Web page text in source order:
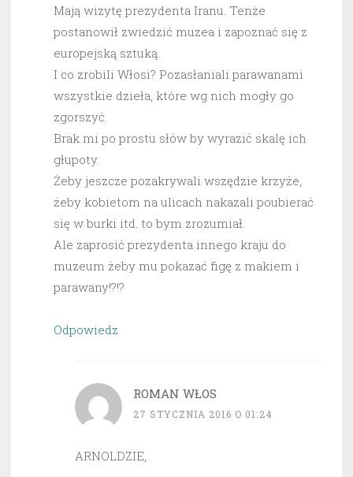
Mają wizytę prezydenta Iranu. Tenże
postanowił zwiedzić muzea i zapoznać się z
europejską sztuką.
I co zrobili Włosi? Pozasłaniali parawanami
wszystkie dzieła, które wg nich mogły go
zgorszyć.
Brak mi po prostu słów by wyrazić skalę ich
głupoty.
Żeby jeszcze pozakrywali wszędzie krzyże,
żeby kobietom na ulicach nakazali poubierać
się w burki itd. to bym zrozumiał.
Ale zaprosić prezydenta innego kraju do
muzeum żeby mu pokazać figę z makiem i
parawany!?!?
Odpowiedz
ROMAN WŁOS
27 STYCZNIA 2016 O 01:24
ARNOLDZIE,